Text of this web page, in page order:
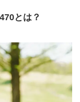
とは？